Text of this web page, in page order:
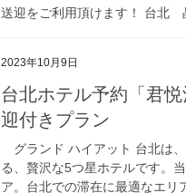
送迎をご利用頂けます！ 台北
2023年10月9日
台北ホテル予約「君
迎付きプラン
グランド ハイアット 台北は
る、贅沢な5つ星ホテルです。
ア。台北での滞在に最適なエ